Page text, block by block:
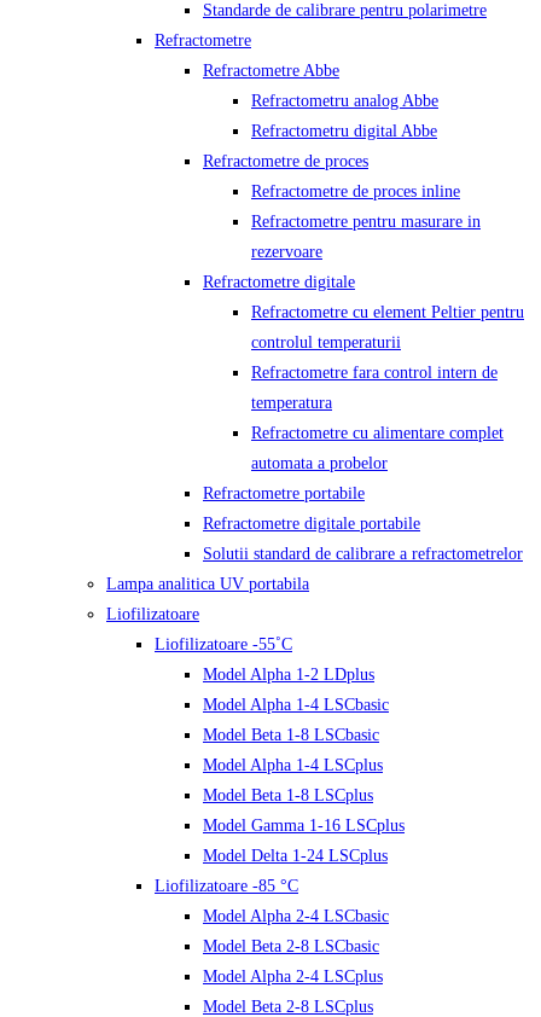
Standarde de calibrare pentru polarimetre
Refractometre
Refractometre Abbe
Refractometru analog Abbe
Refractometru digital Abbe
Refractometre de proces
Refractometre de proces inline
Refractometre pentru masurare in
rezervoare
Refractometre digitale
Refractometre cu element Peltier pentru
controlul temperaturii
Refractometre fara control intern de
temperatura
Refractometre cu alimentare complet
automata a probelor
Refractometre portabile
Refractometre digitale portabile
Solutii standard de calibrare a refractometrelor
Lampa analitica UV portabila
Liofilizatoare
Liofilizatoare -55˚C
Model Alpha 1-2 LDplus
Model Alpha 1-4 LSCbasic
Model Beta 1-8 LSCbasic
Model Alpha 1-4 LSCplus
Model Beta 1-8 LSCplus
Model Gamma 1-16 LSCplus
Model Delta 1-24 LSCplus
Liofilizatoare -85 °C
Model Alpha 2-4 LSCbasic
Model Beta 2-8 LSCbasic
Model Alpha 2-4 LSCplus
Model Beta 2-8 LSCplus